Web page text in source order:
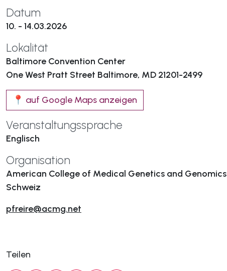
Datum
10. - 14.03.2026
Lokalität
Baltimore Convention Center
One West Pratt Street Baltimore, MD 21201-2499
📍 auf Google Maps anzeigen
Veranstaltungssprache
Englisch
Organisation
American College of Medical Genetics and Genomics
Schweiz
pfreire@acmg.net
Teilen